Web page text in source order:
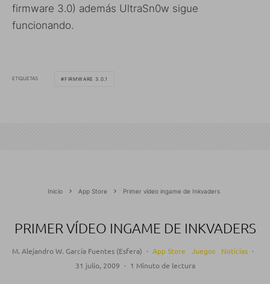
firmware 3.0) además UltraSn0w sigue
funcionando.
ETIQUETAS FIRMWARE 3.0.1
Inicio App Store Primer vídeo ingame de Inkvaders
PRIMER VÍDEO INGAME DE INKVADERS
M. Alejandro W. García Fuentes (Esfera) · App Store Juegos Noticias ·
31 julio, 2009 · 1 Minuto de lectura